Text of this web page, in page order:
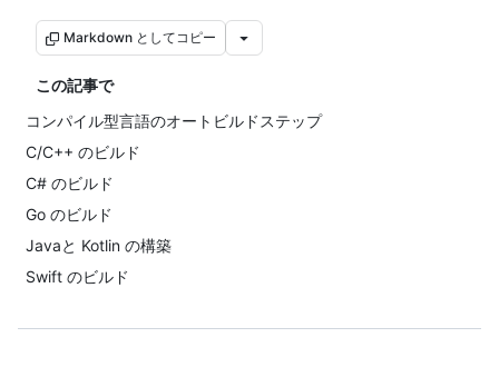
Markdown としてコピー
この記事で
コンパイル型言語のオートビルドステップ
C/C++ のビルド
C# のビルド
Go のビルド
Javaと Kotlin の構築
Swift のビルド